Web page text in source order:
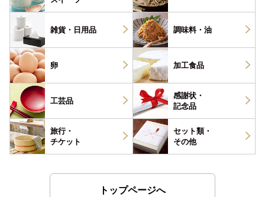
雑貨・ 日用品 調味料・ 油
卵 加工食品
工芸品
感謝状・
記念品
旅行・
チケット
セット類・
その他
トップページへ